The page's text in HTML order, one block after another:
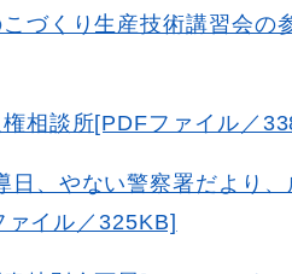
づくり生産技術講習会の
相談所[PDFファイル／
、やない警察署だより、
イル／325KB]